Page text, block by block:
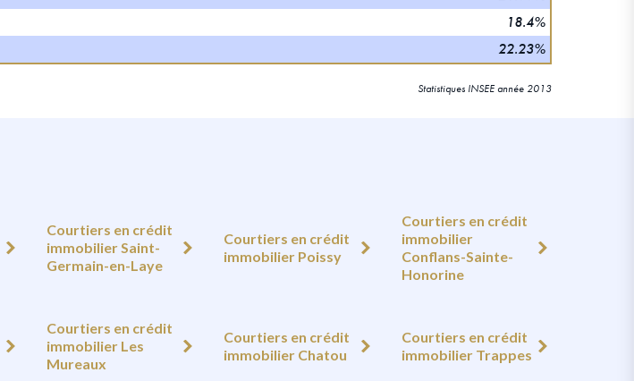
18.4%
22.23%
Statistiques INSEE année 2013
Courtiers en crédit
immobilier Saint-
Germain-en-Laye
Courtiers en crédit
immobilier Poissy
Courtiers en crédit
immobilier
Conflans-Sainte-
Honorine
Courtiers en crédit
immobilier Les
Mureaux
Courtiers en crédit
immobilier Chatou
Courtiers en crédit
immobilier Trappes